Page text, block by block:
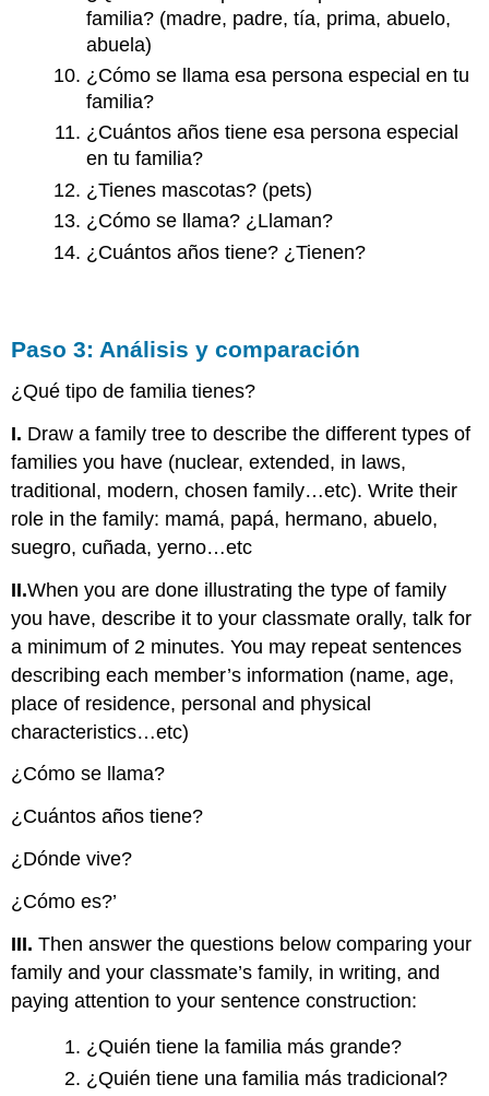
familia? (madre, padre, tía, prima, abuelo,
abuela)
¿Cómo se llama esa persona especial en tu
familia?
¿Cuántos años tiene esa persona especial
en tu familia?
¿Tienes mascotas? (pets)
¿Cómo se llama? ¿Llaman?
¿Cuántos años tiene? ¿Tienen?
Paso 3: Análisis y comparación
¿Qué tipo de familia tienes?
I. Draw a family tree to describe the different types of
families you have (nuclear, extended, in laws,
traditional, modern, chosen family…etc). Write their
role in the family: mamá, papá, hermano, abuelo,
suegro, cuñada, yerno…etc
II.When you are done illustrating the type of family
you have, describe it to your classmate orally, talk for
a minimum of 2 minutes. You may repeat sentences
describing each member’s information (name, age,
place of residence, personal and physical
characteristics…etc)
¿Cómo se llama?
¿Cuántos años tiene?
¿Dónde vive?
¿Cómo es?’
III. Then answer the questions below comparing your
family and your classmate’s family, in writing, and
paying attention to your sentence construction:
¿Quién tiene la familia más grande?
¿Quién tiene una familia más tradicional?